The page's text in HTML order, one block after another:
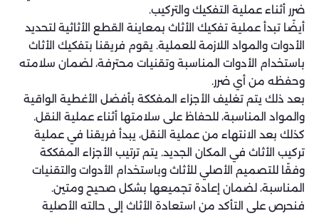
ضرر أثناء عملية التفكيك والتركيب.
أيضًا تبدأ عملية تفكيك الأثاث بمعاينة القطع الأثاثية لتحديد
الأدوات والمواد اللازمة للعملية. يقوم فريقنا بتفكيك الأثاث
باستخدام الأدوات المناسبة وتقنيات محترفة، لضمان سلامته
وحفظه من أي ضرر.
بعد ذلك يتم تغليف الأجزاء المفككة بأفضل الأغطية الواقية
والمواد المناسبة، للحفاظ على سلامتها أثناء عملية النقل.
كذلك بعد الانتهاء من عملية النقل، يبدأ فريقنا في عملية
تركيب الأثاث في المكان الجديد. يتم ترتيب الأجزاء المفككة
وفقًا للتصميم الأصلي للأثاث وباستخدام الأدوات والتقنيات
المناسبة، لضمان إعادة تجميعها بشكل صحيح ومتين.
فنحرص على التأكد من استعادة الأثاث إلى حالته الأصلية